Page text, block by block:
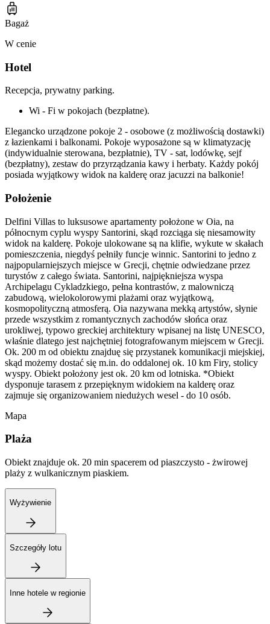
Bagaż
W cenie
Hotel
Recepcja, prywatny parking.
Wi - Fi w pokojach (bezpłatne).
Elegancko urządzone pokoje 2 - osobowe (z możliwością dostawki)
z łazienkami i balkonami. Pokoje wyposażone są w klimatyzację
(indywidualnie sterowana, bezpłatnie), TV - sat, lodówkę, sejf
(bezpłatny), zestaw do przyrządzania kawy i herbaty. Każdy pokój
posiada wyjątkowy widok na kalderę oraz jacuzzi na balkonie!
Położenie
Delfini Villas to luksusowe apartamenty położone w Oia, na
północnym cyplu wyspy Santorini, skąd rozciąga się niesamowity
widok na kalderę. Pokoje ulokowane są na klifie, wykute w skałach
pomieszczenia, niegdyś pełniły funcje winnic. Santorini to jedno z
najpopularniejszych miejsce w Grecji, chętnie odwiedzane przez
turystów z całego świata. Santorini, najpiękniejsza wyspa
Archipelagu Cykladzkiego, pełna kontrastów, z malowniczą
zabudową, wielokolorowymi plażami oraz wyjątkową,
kosmopolityczną atmosferą. Oia nazywana mekką artystów, słynie
przede wszystkim z romantycznych zachodów słońca oraz
urokliwej, typowo greckiej architektury wpisanej na listę UNESCO,
właśnie dlatego jest najchętniej fotografowanym miejscem w Grecji.
Ok. 200 m od obiektu znajduę się przystanek komunikacji miejskiej,
skąd możemy dostać się m.in. do oddalonej ok. 10 km Firy, stolicy
wyspy. Obiekt położony jest ok. 20 km od lotniska. *Obiekt
dysponuje tarasem z przepięknym widokiem na kalderę oraz
zajmuje się organizowaniem niedużych wesel - do 10 osób.
Mapa
Plaża
Obiekt znajduje ok. 20 min spacerem od piaszczysto - żwirowej
plaży z wulkanicznym piaskiem.
Wyżywienie
Szczegóły lotu
Inne hotele w regionie